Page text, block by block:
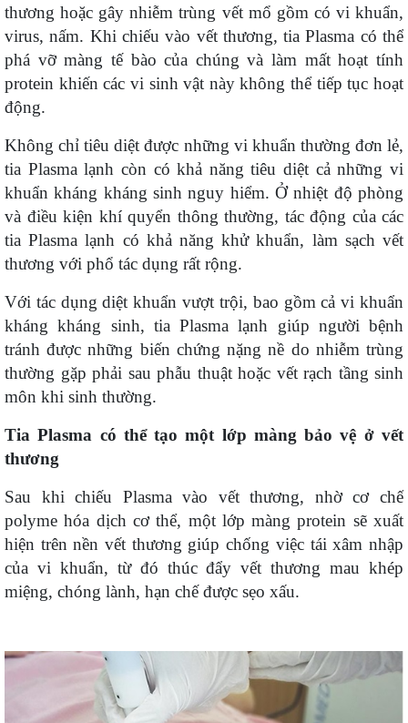
thương hoặc gây nhiễm trùng vết mổ gồm có vi khuẩn,
virus, nấm. Khi chiếu vào vết thương, tia Plasma có thể
phá vỡ màng tế bào của chúng và làm mất hoạt tính
protein khiến các vi sinh vật này không thể tiếp tục hoạt
động.
Không chỉ tiêu diệt được những vi khuẩn thường đơn lẻ,
tia Plasma lạnh còn có khả năng tiêu diệt cả những vi
khuẩn kháng kháng sinh nguy hiểm. Ở nhiệt độ phòng
và điều kiện khí quyển thông thường, tác động của các
tia Plasma lạnh có khả năng khử khuẩn, làm sạch vết
thương với phổ tác dụng rất rộng.
Với tác dụng diệt khuẩn vượt trội, bao gồm cả vi khuẩn
kháng kháng sinh, tia Plasma lạnh giúp người bệnh
tránh được những biến chứng nặng nề do nhiễm trùng
thường gặp phải sau phẫu thuật hoặc vết rạch tầng sinh
môn khi sinh thường.
Tia Plasma có thể tạo một lớp màng bảo vệ ở vết
thương
Sau khi chiếu Plasma vào vết thương, nhờ cơ chế
polyme hóa dịch cơ thể, một lớp màng protein sẽ xuất
hiện trên nền vết thương giúp chống việc tái xâm nhập
của vi khuẩn, từ đó thúc đẩy vết thương mau khép
miệng, chóng lành, hạn chế được sẹo xấu.